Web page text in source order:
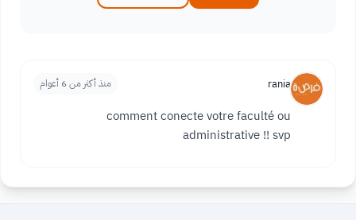
rania منذ أكثر من 6 أعوام
comment conecte votre faculté ou
administrative !! svp